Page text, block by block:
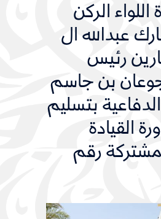
الركن
عبدالله ال
رئيس
جوعان بن جاسم
بتسليم
القيادة
رقم